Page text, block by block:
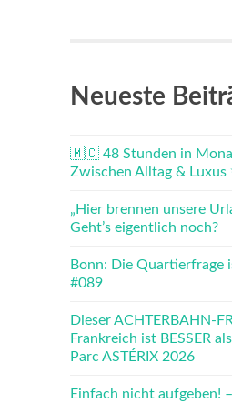
Neueste
🇲🇨 48 Stunden in
Zwischen Alltag & Luxus
„Hier brennen unsere
Geht’s eigentlich noch?
Bonn: Die Quartierfrage
#089
Dieser ACHTERBAHN-
Frankreich ist BESSER
Parc ASTÉRIX 2026
Einfach nicht aufgeben!